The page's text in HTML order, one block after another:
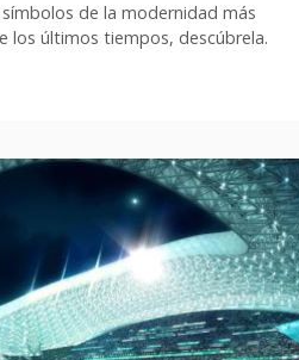
de la modernidad más
los últimos tiempos, descúbrela.